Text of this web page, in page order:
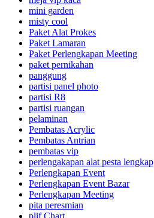
mini garden
misty cool
Paket Alat Prokes
Paket Lamaran
Paket Perlengkapan Meeting
paket pernikahan
panggung
partisi panel photo
partisi R8
partisi ruangan
pelaminan
Pembatas Acrylic
Pembatas Antrian
pembatas vip
perlengakapan alat pesta lengkap
Perlengkapan Event
Perlengkapan Event Bazar
Perlengkapan Meeting
pita peresmian
plif Chart